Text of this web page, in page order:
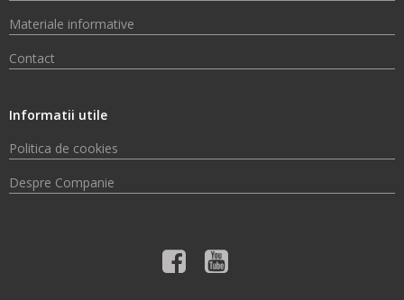
Materiale informative
Contact
Informatii utile
Politica de cookies
Despre Companie